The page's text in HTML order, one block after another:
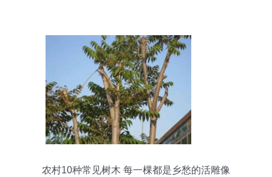
农村10种常见树木 每一棵都是乡愁的活雕像